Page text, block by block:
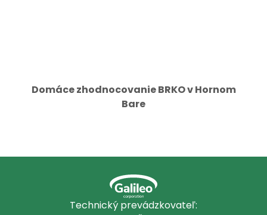
Domáce zhodnocovanie BRKO v Hornom
Bare
Technický prevádzkovateľ: